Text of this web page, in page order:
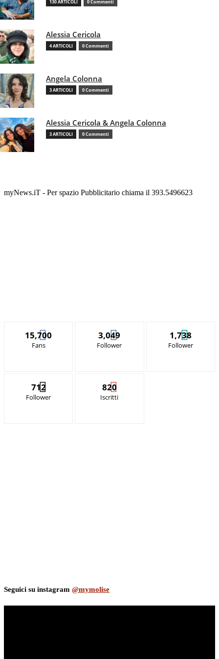
130 ARTICOLI 0 Commenti
Alessia Cericola
4 ARTICOLI 0 Commenti
Angela Colonna
3 ARTICOLI 0 Commenti
Alessia Cericola & Angela Colonna
3 ARTICOLI 0 Commenti
myNews.iT - Per spazio Pubblicitario chiama il 393.5496623
15,700
Fans
3,049
Follower
1,738
Follower
712
Follower
820
Iscritti
Seguici su instagram @mymolise